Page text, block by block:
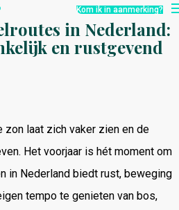
Kom ik in aanmerking?
in Nederland:
en rustgevend
zon laat zich vaker zien en de
Het voorjaar is hét moment om
in Nederland biedt rust, beweging
tempo te genieten van bos,